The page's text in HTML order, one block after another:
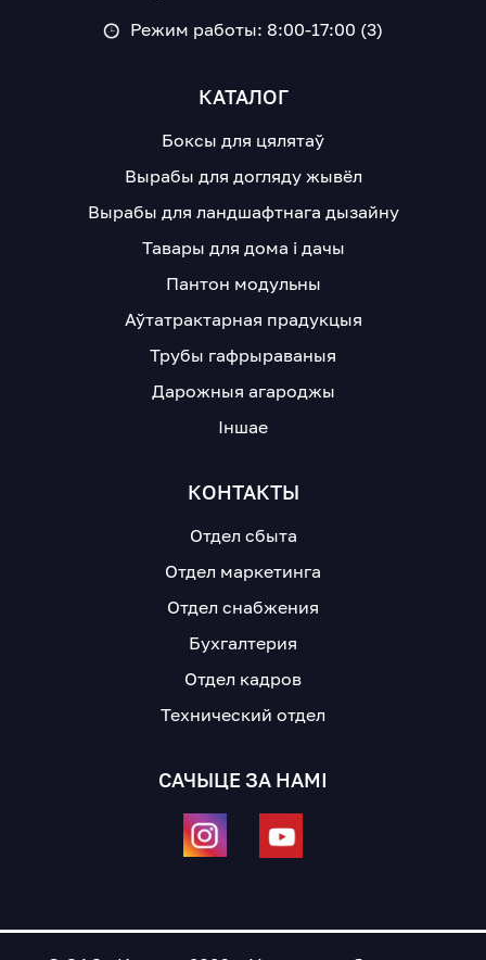
Режим работы: 8:00-17:00 (3)
КАТАЛОГ
Боксы для цялятаў
Вырабы для догляду жывёл
Вырабы для ландшафтнага дызайну
Тавары для дома і дачы
Пантон модульны
Аўтатрактарная прадукцыя
Трубы гафрыраваныя
Дарожныя агароджы
Іншае
КОНТАКТЫ
Отдел сбыта
Отдел маркетинга
Отдел снабжения
Бухгалтерия
Отдел кадров
Технический отдел
САЧЫЦЕ ЗА НАМІ